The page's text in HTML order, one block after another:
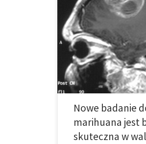
We wtorek, brytyjskie GW
pozytywne wyniki po
klinicznego, w którym
leczeniu pacjentów z
raka mózgu. Choroba jest
pokonania, a większość
15 miesięcy po chemio- i
Pharmaceuticals
Nowe badanie
marihuana jest
skuteczna w